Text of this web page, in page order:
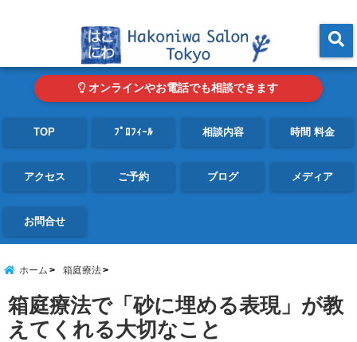
オンラインやお電話でも相談できます
TOP ﾌﾟﾛﾌｨｰﾙ 相談内容 時間 料金
アクセス ご予約 ブログ メディア
お問合せ
ホーム 箱庭療法
箱庭療法で「砂に埋める表現」が教
えてくれる大切なこと